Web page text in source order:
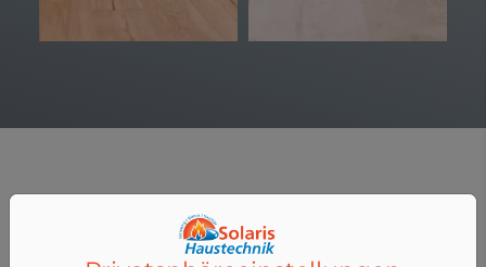
Ihr Traumbad aus einem Guss
Die richtige Fliese macht einen großen Unterschied. Wir